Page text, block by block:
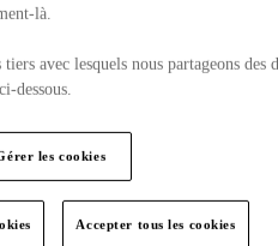
là.
avec lesquels nous partageons des
dessous.
les cookies
Accepter tous les cookies